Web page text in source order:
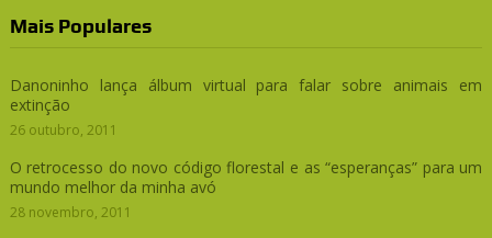
Mais Populares
Danoninho lança álbum virtual para falar sobre animais em
extinção
26 outubro, 2011
O retrocesso do novo código florestal e as “esperanças” para um
mundo melhor da minha avó
28 novembro, 2011